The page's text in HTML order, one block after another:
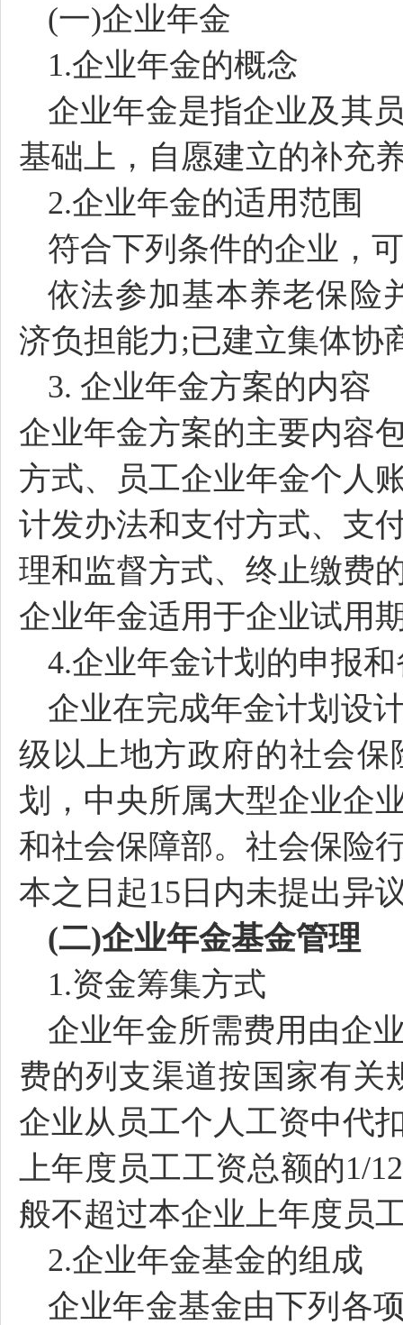
(一)企业年金
1.企业年金的概念
企业年金是指企业及其
基础上，自愿建立的补充
2.企业年金的适用范围
符合下列条件的企业，
依法参加基本养老保险
济负担能力;已建立集体协
3. 企业年金方案的内容
企业年金方案的主要内容
方式、员工企业年金个人
计发办法和支付方式、支
理和监督方式、终止缴费
企业年金适用于企业试用
4.企业年金计划的申报
企业在完成年金计划设
级以上地方政府的社会
划，中央所属大型企业企
和社会保障部。社会保险
本之日起15日内未提出异
(二)企业年金基金管理
1.资金筹集方式
企业年金所需费用由企
费的列支渠道按国家有关
企业从员工个人工资中代
上年度员工工资总额的1/
般不超过本企业上年度员
2.企业年金基金的组成
企业年金基金由下列各